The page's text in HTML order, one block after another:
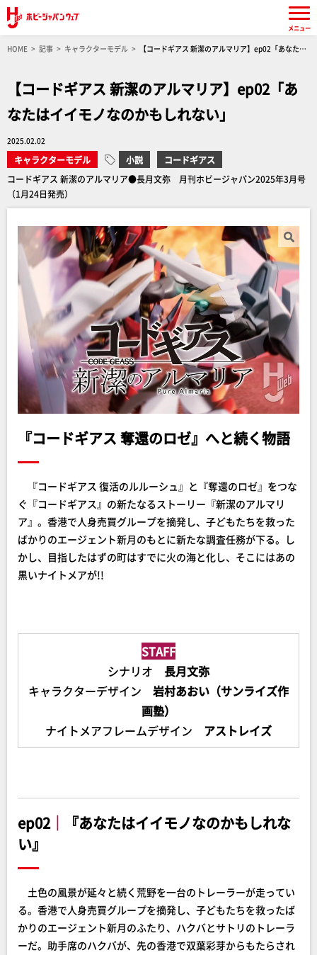
HOME 記事 キャラクターモデル
【コードギアス 新潔のアルマリア】ep02「あなたは
【コードギアス 新潔のアルマリア】ep02「あ
なたはイイモノなのかもしれない」
2025.02.02
キャラクターモデル 小説
コードギアス
コードギアス 新潔のアルマリア●長月文弥 月刊ホビージャパン2025年3月号
（1月24日発売）
『コードギアス 奪還のロゼ』へと続く物語
『コードギアス 復活のルルーシュ』と『奪還のロゼ』をつな
ぐ『コードギアス』の新たなるストーリー『新潔のアルマリ
ア』。香港で人身売買グループを摘発し、子どもたちを救った
ばかりのエージェント新月のもとに新たな調査任務が下る。し
かし、目指したはずの町はすでに火の海と化し、そこにはあの
黒いナイトメアが!!
STAFF
シナリオ 長月文弥
キャラクターデザイン 岩村あおい（サンライズ作
画塾）
ナイトメアフレームデザイン アストレイズ
ep02｜
『あなたはイイモノなのかもしれな
い』
土色の風景が延々と続く荒野を一台のトレーラーが走ってい
る。香港で人身売買グループを摘発し、子どもたちを救ったば
かりのエージェント新月のふたり、ハクバとサトリのトレーラ
ーだ。助手席のハクバが、先の香港で双葉彩芽からもたらされ
メニュー